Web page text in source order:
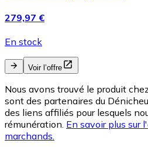
279,97 €
En stock
Voir l’offre
Nous avons trouvé le produit
sont des partenaires du
des liens affiliés pour lesquels
rémunération. En savoir plus sur
marchands.